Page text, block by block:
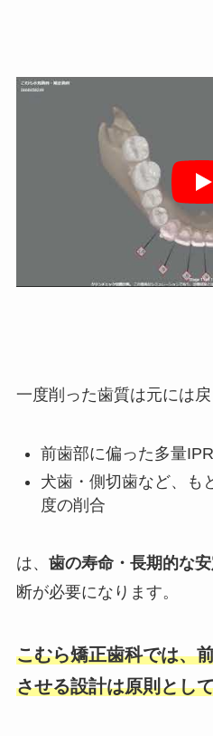
一度削った歯質は元には戻
前歯部に偏った多量IPR
犬歯・側切歯など、も
度の削合
は、 歯の寿命・長期的な
断が必要になります。
こむら矯正歯科では、
させる設計は原則とし